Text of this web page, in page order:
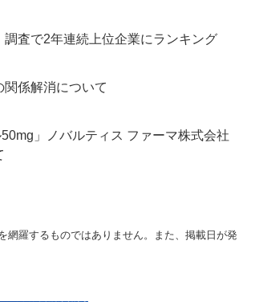
査で2年連続上位企業にランキング
係解消について
」ノバルティス ファーマ株式会社
網羅するものではありません。また、掲載日が発